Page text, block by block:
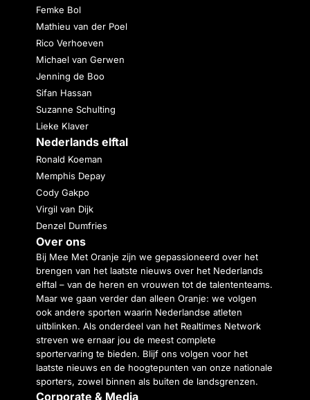
Femke Bol
Mathieu van der Poel
Rico Verhoeven
Michael van Gerwen
Jenning de Boo
Sifan Hassan
Suzanne Schulting
Lieke Klaver
Nederlands elftal
Ronald Koeman
Memphis Depay
Cody Gakpo
Virgil van Dijk
Denzel Dumfries
Over ons
Bij Mee Met Oranje zijn we gepassioneerd over het
brengen van het laatste nieuws over het Nederlands
elftal – van de heren en vrouwen tot de talententeams.
Maar we gaan verder dan alleen Oranje: we volgen
ook andere sporten waarin Nederlandse atleten
uitblinken. Als onderdeel van het Realtimes Network
streven we ernaar jou de meest complete
sportervaring te bieden. Blijf ons volgen voor het
laatste nieuws en de hoogtepunten van onze nationale
sporters, zowel binnen als buiten de landsgrenzen.
Corporate & Media